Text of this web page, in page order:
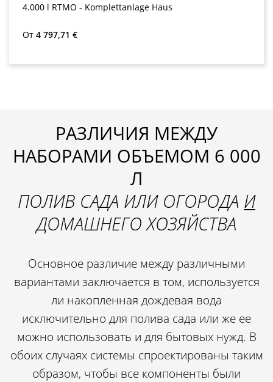
4.000 l RTMO - Komplettanlage Haus
Обычная цена:
От 4 797,71 €
РАЗЛИЧИЯ МЕЖДУ
НАБОРАМИ ОБЪЕМОМ 6 000
Л
ПОЛИВ САДА ИЛИ ОГОРОДА И
ДОМАШНЕГО ХОЗЯЙСТВА
Основное различие между различными
вариантами заключается в том, используется
ли накопленная дождевая вода
исключительно для полива сада или же ее
можно использовать и для бытовых нужд. В
обоих случаях системы спроектированы таким
образом, чтобы все компоненты были